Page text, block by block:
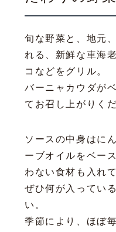
旬な野菜と、地元
れる、新鮮な車海
コなどをグリル。
バーニャカウダが
てお召し上がりくだ
ソースの中身はに
ーブオイルをベー
わない食材も入れ
ぜひ何が入ってい
い。
季節により、ほぼ